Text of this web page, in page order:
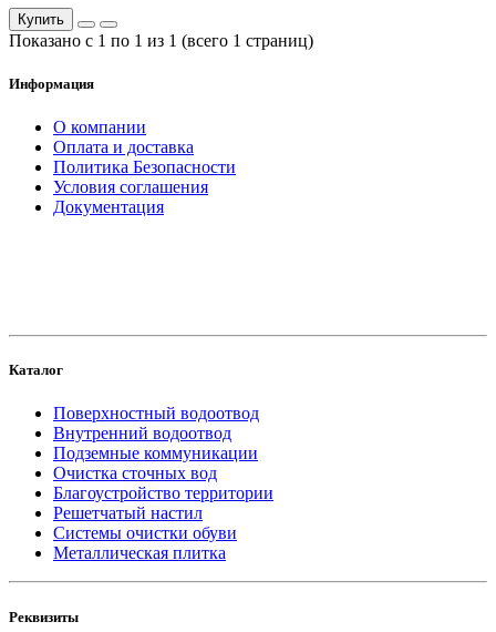
Купить
Показано с 1 по 1 из 1 (всего 1 страниц)
Информация
О компании
Оплата и доставка
Политика Безопасности
Условия соглашения
Документация
Каталог
Поверхностный водоотвод
Внутренний водоотвод
Подземные коммуникации
Очистка сточных вод
Благоустройство территории
Решетчатый настил
Системы очистки обуви
Металлическая плитка
Реквизиты